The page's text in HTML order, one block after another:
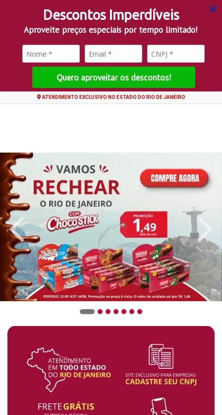
Descontos Imperdíveis
Aproveite preços especiais por tempo limitado!
Quero aproveitar os descontos!
ATENDIMENTO EXCLUSIVO NO ESTADO DO RIO DE JANEIRO